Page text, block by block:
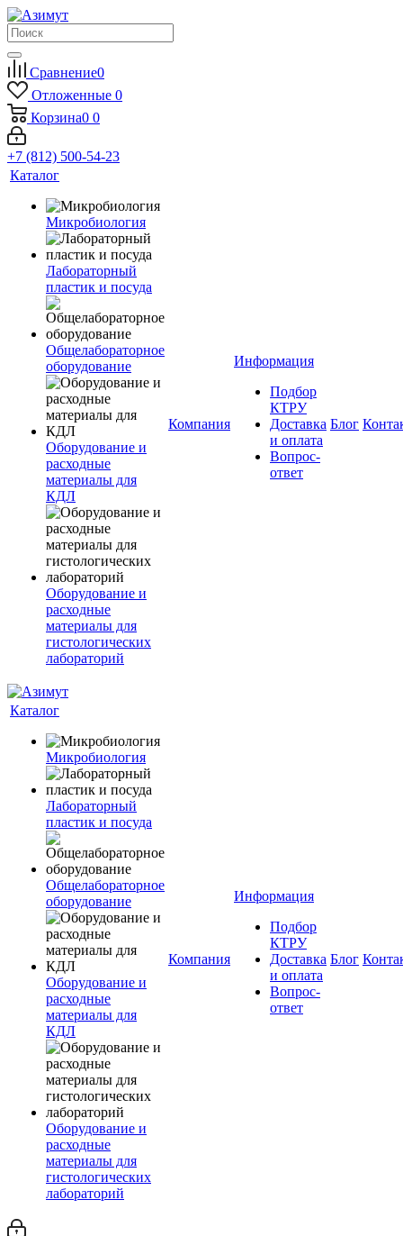
Сравнение0
Отложенные 0
Корзина0 0
+7 (812) 500-54-23
Каталог
Микробиология
Лабораторный
пластик и посуда
Общелабораторное
оборудование
Оборудование и
расходные
материалы для
КДЛ
Оборудование и
расходные
материалы для
гистологических
лабораторий
Компания
Информация
Подбор
КТРУ
Доставка
и оплата
Вопрос-
ответ
Блог
Каталог
Микробиология
Лабораторный
пластик и посуда
Общелабораторное
оборудование
Оборудование и
расходные
материалы для
КДЛ
Оборудование и
расходные
материалы для
гистологических
лабораторий
Компания
Информация
Подбор
КТРУ
Доставка
и оплата
Вопрос-
ответ
Блог